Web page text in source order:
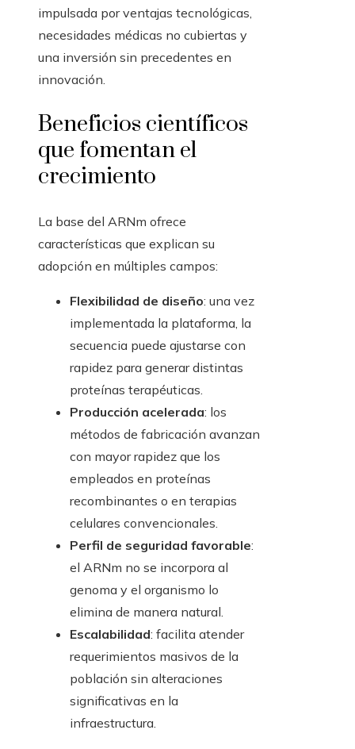
impulsada por ventajas tecnológicas,
necesidades médicas no cubiertas y
una inversión sin precedentes en
innovación.
Beneficios científicos
que fomentan el
crecimiento
La base del ARNm ofrece
características que explican su
adopción en múltiples campos:
Flexibilidad de diseño: una vez
implementada la plataforma, la
secuencia puede ajustarse con
rapidez para generar distintas
proteínas terapéuticas.
Producción acelerada: los
métodos de fabricación avanzan
con mayor rapidez que los
empleados en proteínas
recombinantes o en terapias
celulares convencionales.
Perfil de seguridad favorable:
el ARNm no se incorpora al
genoma y el organismo lo
elimina de manera natural.
Escalabilidad: facilita atender
requerimientos masivos de la
población sin alteraciones
significativas en la
infraestructura.